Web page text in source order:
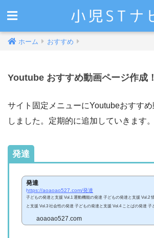
ホーム おすすめ
Youtube おすすめ動画ページ作成！
サイト固定メニューにYoutubeおすす
しました。定期的に追加していきます。
発達
発達
https://aoaoao527.com/発達
子どもの発達と支援 Vol.1 運動機能の発達 子どもの発達と支援 Vol.2 情動の発達 子どもの発達
と支援 Vol.3 社会性の発達 子どもの発達と支援 Vol.4 ことばの発達 子どもの発達と支援 Vol.5
aoaoao527.com